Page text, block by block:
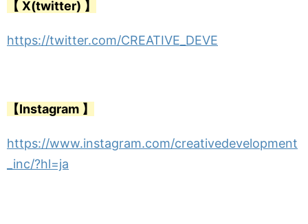
【 X(twitter) 】
https://twitter.com/CREATIVE_DEVE
【Instagram 】
https://www.instagram.com/creativedevelopment
_inc/?hl=ja